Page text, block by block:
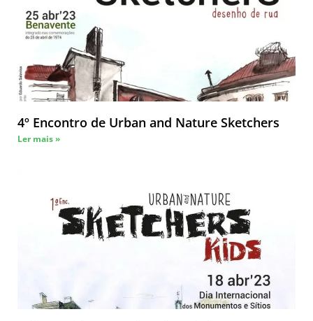
4º Encontro de Urban and Nature Sketchers
Ler mais »